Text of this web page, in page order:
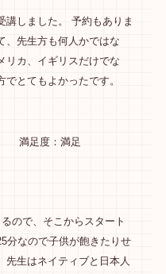
講しました。 予約もありま
、先生方も何人かではな
リカ、イギリスだけでな
とてもよかったです。
満足度：満足
ので、そこからスタート
分なので子供が飽きたりせ
先生はネイティブと日本人